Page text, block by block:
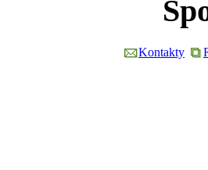
Kontakty